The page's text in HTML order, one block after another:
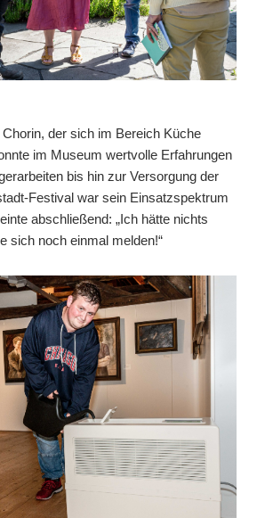
der sich im Bereich Küche
im Museum wertvolle Erfahrungen
bis hin zur Versorgung der
Festival war sein Einsatzspektrum
abschließend: „Ich hätte nichts
sich noch einmal melden!“